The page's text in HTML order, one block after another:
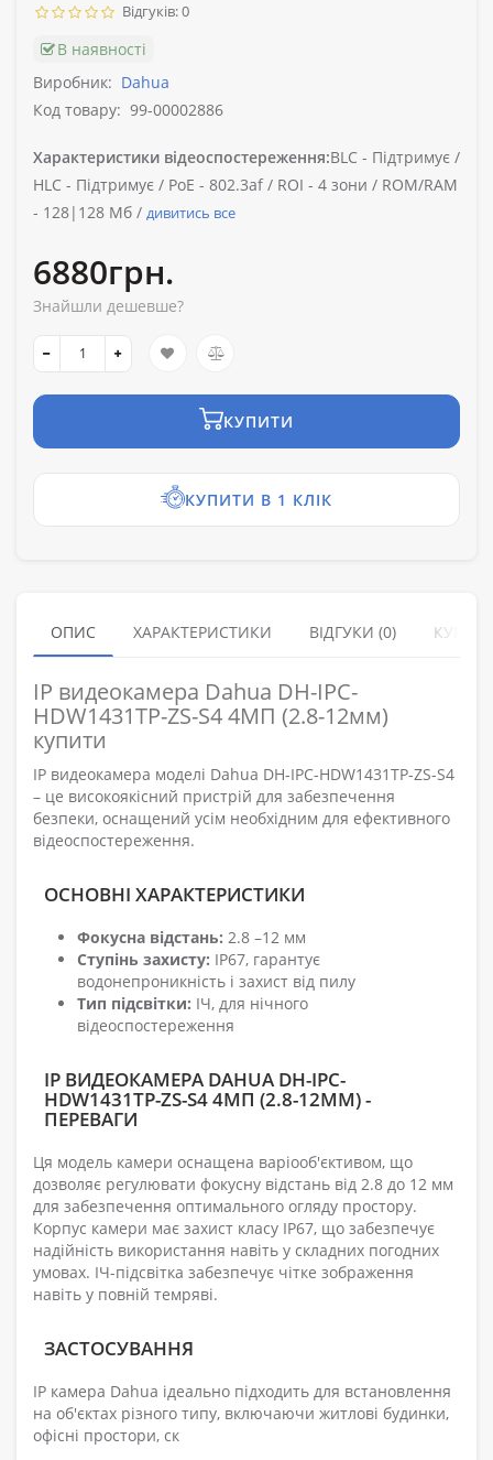
Відгуків: 0
В наявності
Виробник: Dahua
Код товару: 99-00002886
Характеристики відеоспостереження:BLC - Підтримує /
HLC - Підтримує / PoE - 802.3af / ROI - 4 зони / ROM/RAM
- 128|128 Мб / дивитись все
6880грн.
Знайшли дешевше?
КУПИТИ
КУПИТИ В 1 КЛІК
ОПИС ХАРАКТЕРИСТИКИ ВІДГУКИ (0)
IP видеокамера Dahua DH-IPC-
HDW1431TP-ZS-S4 4МП (2.8-12мм)
купити
IP видеокамера моделі Dahua DH-IPC-HDW1431TP-ZS-S4
– це високоякісний пристрій для забезпечення
безпеки, оснащений усім необхідним для ефективного
відеоспостереження.
ОСНОВНІ ХАРАКТЕРИСТИКИ
Фокусна відстань: 2.8 –12 мм
Ступінь захисту: IP67, гарантує
водонепроникність і захист від пилу
Тип підсвітки: ІЧ, для нічного
відеоспостереження
IP ВИДЕОКАМЕРА DAHUA DH-IPC-
HDW1431TP-ZS-S4 4МП (2.8-12ММ) -
ПЕРЕВАГИ
Ця модель камери оснащена варіооб'єктивом, що
дозволяє регулювати фокусну відстань від 2.8 до 12 мм
для забезпечення оптимального огляду простору.
Корпус камери має захист класу IP67, що забезпечує
надійність використання навіть у складних погодних
умовах. ІЧ-підсвітка забезпечує чітке зображення
навіть у повній темряві.
ЗАСТОСУВАННЯ
IP камера Dahua ідеально підходить для встановлення
на об'єктах різного типу, включаючи житлові будинки,
офісні простори, ск